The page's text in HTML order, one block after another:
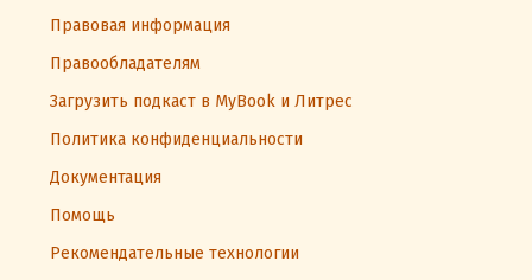
Правовая информация
Правообладателям
Загрузить подкаст в MyBook и Литрес
Политика конфиденциальности
Документация
Помощь
Рекомендательные технологии